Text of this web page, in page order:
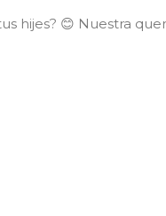
hijes? 😊 Nuestra